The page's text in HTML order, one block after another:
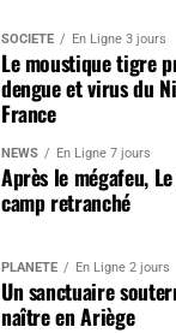
SOCIÉTÉ En Ligne 3 jours
Le moustique tigre
dengue et virus du
France
NEWS En Ligne 7 jours
Après le mégafeu,
camp retranché
PLANÈTE En Ligne 2 jours
Un sanctuaire
naître en Ariège